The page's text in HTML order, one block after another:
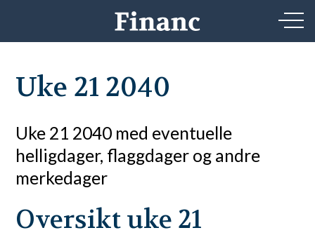
Uke 21 2040
Uke 21 2040 med eventuelle
helligdager, flaggdager og andre
merkedager
Oversikt uke 21